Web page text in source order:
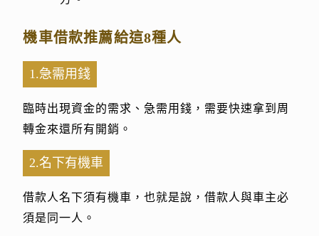
機車借款推薦給這8種人
1.急需用錢
臨時出現資金的需求、急需用錢，需要快速拿到周
轉金來還所有開銷。
2.名下有機車
借款人名下須有機車，也就是說，借款人與車主必
須是同一人。